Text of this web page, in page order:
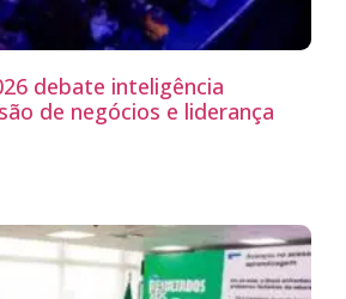
debate inteligência
de negócios e liderança